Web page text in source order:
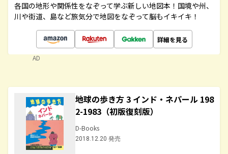
各国の地形や関係性をなぞって学ぶ新しい地図本！国境や州、
川や街道、島など旅気分で地図をなぞって脳もイキイキ！
詳細を見る
AD
地球の歩き方 3 インド・ネパール 198
2-1983（初版復刻版）
D-Books
2018.12.20 発売